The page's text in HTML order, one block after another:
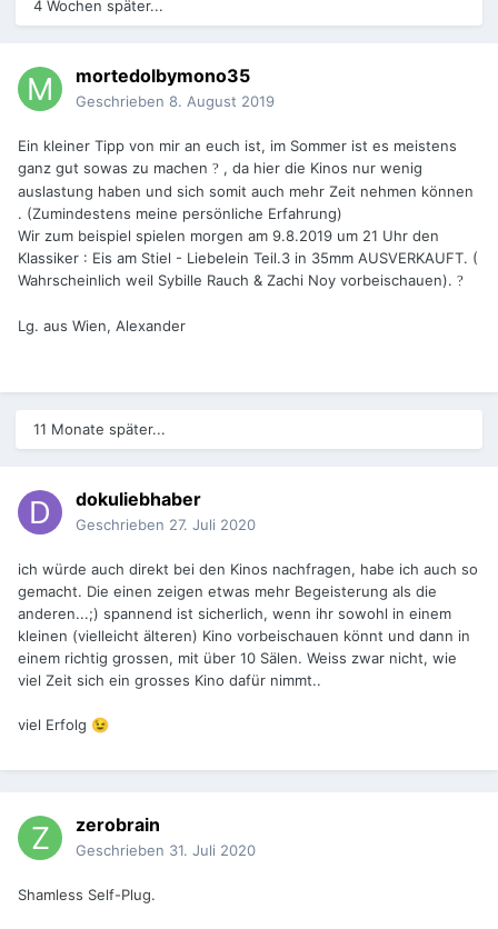
4 Wochen später...
mortedolbymono35
Geschrieben 8. August 2019
Ein kleiner Tipp von mir an euch ist, im Sommer ist es meistens
ganz gut sowas zu machen ? , da hier die Kinos nur wenig
auslastung haben und sich somit auch mehr Zeit nehmen können
. (Zumindestens meine persönliche Erfahrung)
Wir zum beispiel spielen morgen am 9.8.2019 um 21 Uhr den
Klassiker : Eis am Stiel - Liebelein Teil.3 in 35mm AUSVERKAUFT. (
Wahrscheinlich weil Sybille Rauch & Zachi Noy vorbeischauen). ?
Lg. aus Wien, Alexander
11 Monate später...
dokuliebhaber
Geschrieben 27. Juli 2020
ich würde auch direkt bei den Kinos nachfragen, habe ich auch so
gemacht. Die einen zeigen etwas mehr Begeisterung als die
anderen...;) spannend ist sicherlich, wenn ihr sowohl in einem
kleinen (vielleicht älteren) Kino vorbeischauen könnt und dann in
einem richtig grossen, mit über 10 Sälen. Weiss zwar nicht, wie
viel Zeit sich ein grosses Kino dafür nimmt..
viel Erfolg 😉
zerobrain
Geschrieben 31. Juli 2020
Shamless Self-Plug.